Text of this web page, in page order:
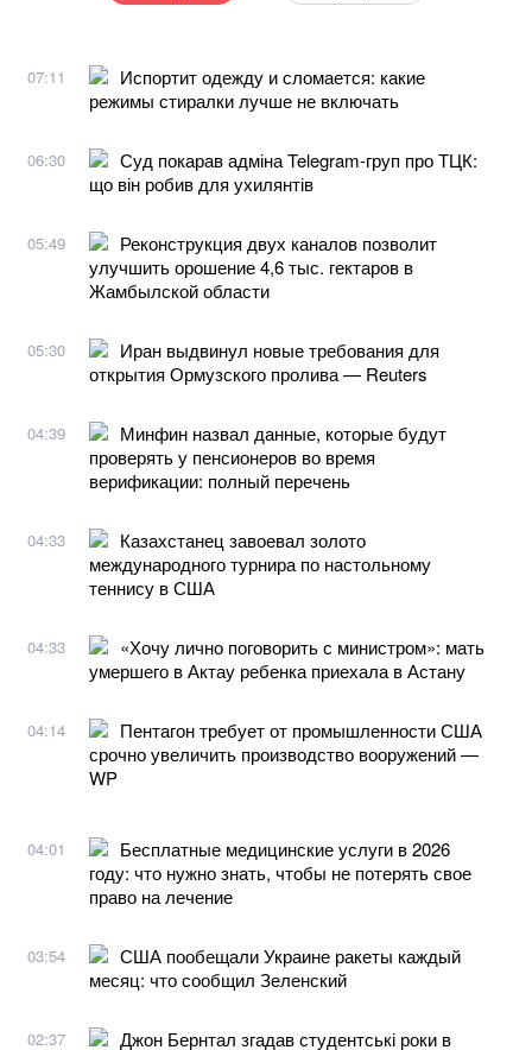
07:11
Испортит одежду и сломается: какие
режимы стиралки лучше не включать
06:30
Суд покарав адміна Telegram-груп про ТЦК:
що він робив для ухилянтів
05:49
Реконструкция двух каналов позволит
улучшить орошение 4,6 тыс. гектаров в
Жамбылской области
05:30
Иран выдвинул новые требования для
открытия Ормузского пролива — Reuters
04:39
Минфин назвал данные, которые будут
проверять у пенсионеров во время
верификации: полный перечень
04:33
Казахстанец завоевал золото
международного турнира по настольному
теннису в США
04:33
«Хочу лично поговорить с министром»: мать
умершего в Актау ребенка приехала в Астану
04:14
Пентагон требует от промышленности США
срочно увеличить производство вооружений —
WP
04:01
Бесплатные медицинские услуги в 2026
году: что нужно знать, чтобы не потерять свое
право на лечение
03:54
США пообещали Украине ракеты каждый
месяц: что сообщил Зеленский
02:37
Джон Бернтал згадав студентські роки в